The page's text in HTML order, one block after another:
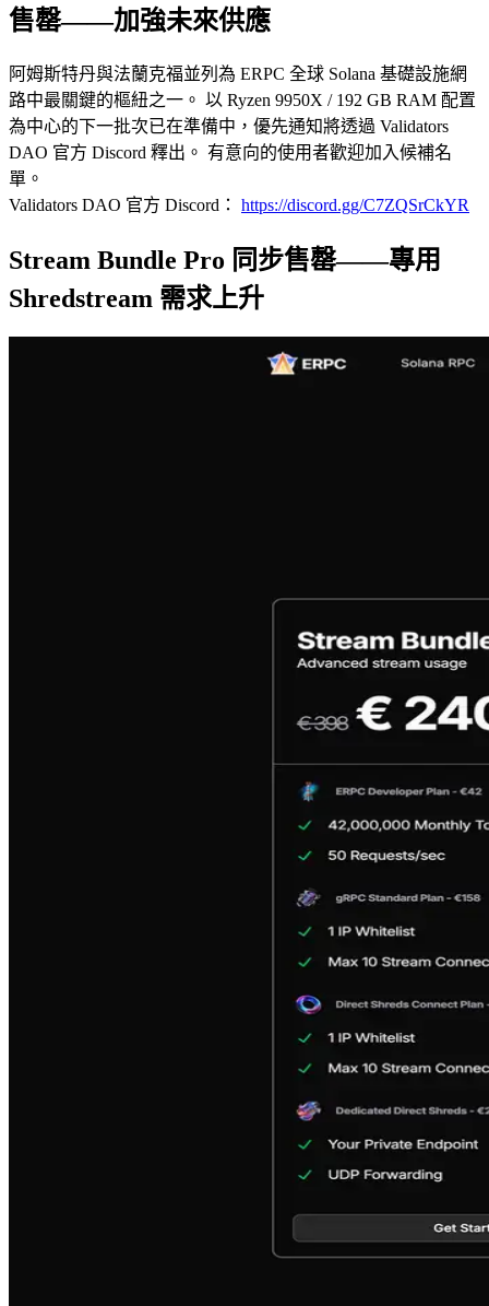
售罄——加強未來供應
阿姆斯特丹與法蘭克福並列為 ERPC 全球 Solana 基礎設施網
路中最關鍵的樞紐之一。 以 Ryzen 9950X / 192 GB RAM 配置
為中心的下一批次已在準備中，優先通知將透過 Validators
DAO 官方 Discord 釋出。 有意向的使用者歡迎加入候補名
單。
Validators DAO 官方 Discord： https://discord.gg/C7ZQSrCkYR
Stream Bundle Pro 同步售罄——專用
Shredstream 需求上升